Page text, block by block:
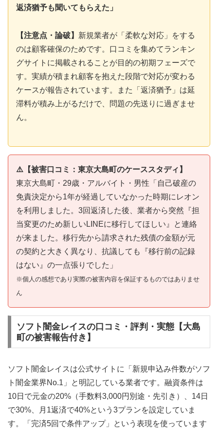
返済猶予も聞いてもらえた」
【注意点・論破】 新規業者が「柔軟な対応」をする
のは顧客確保のためです。口コミを集めてランキン
グサイトに掲載されることが目的の初期フェーズで
す。実績が積まれ顧客を抱えた段階で対応が変わる
ケースが報告されています。また「返済猶予」は延
滞料が積み上がるだけで、問題の先送りに過ぎませ
ん。
⚠️【被害口コミ：東京大島町のケーススタディ】
東京大島町・29歳・アルバイト・男性「自己破産の
免責決定から1年が経過していなかった時期にレオン
を利用しました。3回返済した後、業者から突然『担
当変更のため新しいLINEに移行してほしい』と連絡
が来ました。移行先から請求された残債の金額が元
の契約と大きく異なり、抗議しても『移行前の記録
はない』の一点張りでした」
※個人の感想であり実際の被害内容を保証するものではありませ
ん
ソフト闇金レイスの口コミ・評判・実態【大島
町の被害報告付き】
ソフト闇金レイスは公式サイトに「新規申込み件数がソフ
ト闇金業界No.1」と明記している業者です。融資条件は
10日で元金の20%（手数料3,000円別途・先引き）、14日
で30%、月1返済で40%という3プランを設定していま
す。「完済5回で条件アップ」という表現を使っています